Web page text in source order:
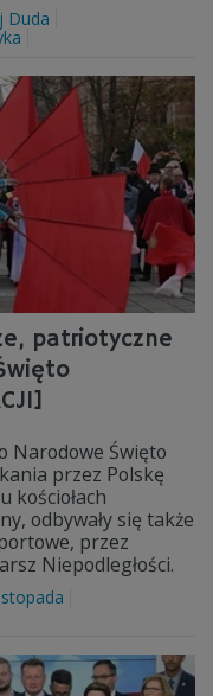
Duda
patriotyczne
Narodowe Święto
przez Polskę
kościołach
odbywały się także
przez
Niepodległości.